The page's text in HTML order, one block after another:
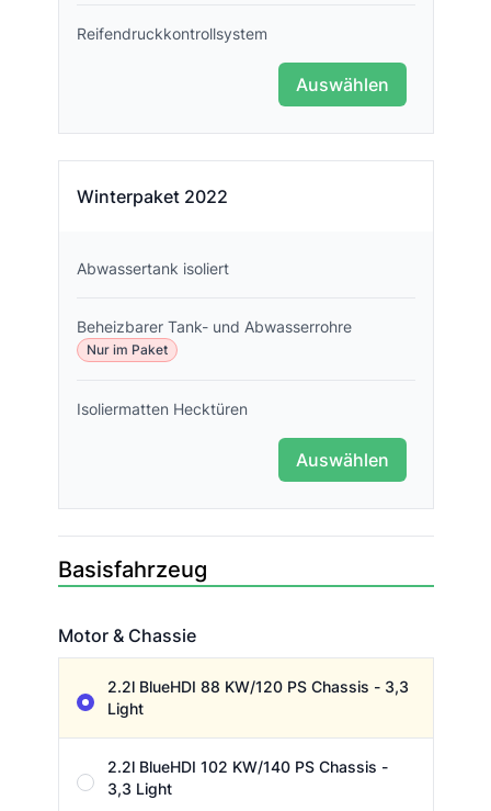
Reifendruckkontrollsystem
Auswählen
Winterpaket 2022
Abwassertank isoliert
Beheizbarer Tank- und Abwasserrohre
Nur im Paket
Isoliermatten Hecktüren
Auswählen
Basisfahrzeug
Motor & Chassie
2.2l BlueHDI 88 KW/120 PS Chassis - 3,3
Light
2.2l BlueHDI 102 KW/140 PS Chassis -
3,3 Light